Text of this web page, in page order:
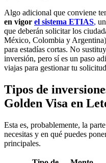
Algo adicional que conviene
en vigor el sistema ETIAS,
que deberán solicitar los
México, Colombia y
para estadías cortas. No
inversión, pero sí es un paso
viajas para gestionar tu
Tipos de
Golden Visa en
Esta es, probablemente, la
necesitas y en qué puedes
principales.